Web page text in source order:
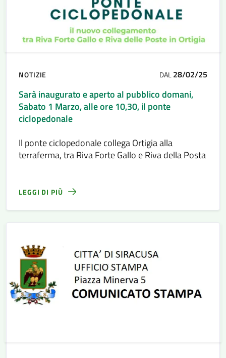
NOTIZIE DAL28/02/25
Sarà inaugurato e aperto al pubblico domani,
Sabato 1 Marzo, alle ore 10,30, il ponte
ciclopedonale
Il ponte ciclopedonale collega Ortigia alla
terraferma, tra Riva Forte Gallo e Riva della Posta
LEGGI DI PIÙ